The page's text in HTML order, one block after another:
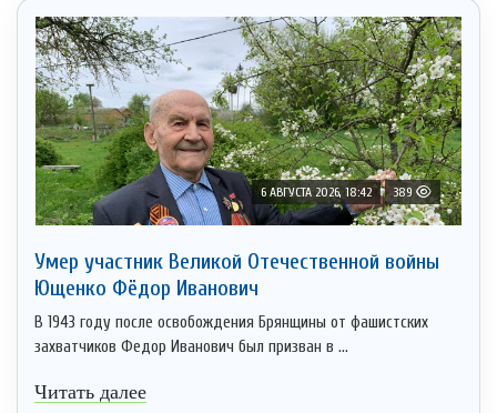
6 АВГУСТА 2026, 18:42 389
Умер участник Великой Отечественной войны
Ющенко Фёдор Иванович
В 1943 году после освобождения Брянщины от фашистских
захватчиков Федор Иванович был призван в ...
Читать далее